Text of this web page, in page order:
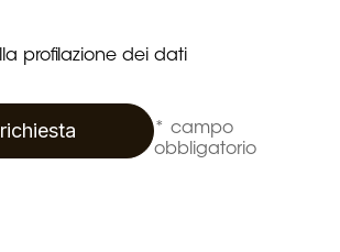
profilazione dei dati
* campo
obbligatorio